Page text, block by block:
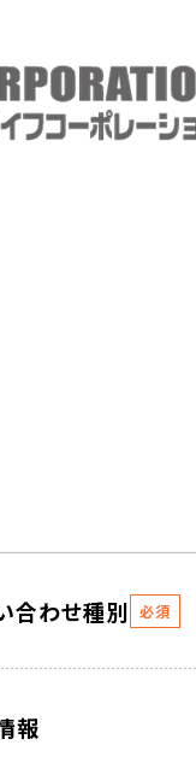
合わせ種別 必須
報